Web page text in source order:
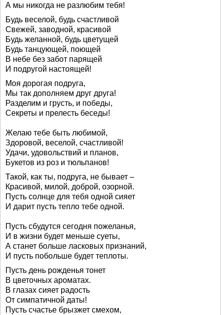
А мы никогда не разлюбим тебя!
Будь веселой, будь счастливой
Свежей, заводной, красивой
Будь желанной, будь цветущей
Будь танцующей, поющей
В небе без забот парящей
И подругой настоящей!
Моя дорогая подруга,
Мы так дополняем друг друга!
Разделим и грусть, и победы,
Секреты и прелесть беседы!
Желаю тебе быть любимой,
Здоровой, веселой, счастливой!
Удачи, удовольствий и планов,
Букетов из роз и тюльпанов!
Такой, как ты, подруга, не бывает –
Красивой, милой, доброй, озорной.
Пусть солнце для тебя одной сияет
И дарит пусть тепло тебе одной.
Пусть сбудутся сегодня пожеланья,
И в жизни будет меньше суеты,
А станет больше ласковых признаний,
И пусть побольше будет теплоты.
Пусть день рожденья тонет
В цветочных ароматах.
В глазах сияет радость
От симпатичной даты!
Пусть счастье брызжет смехом,